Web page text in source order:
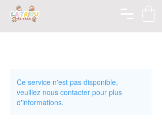
Ce service n'est pas disponible,
veuillez nous contacter pour plus
d'informations.